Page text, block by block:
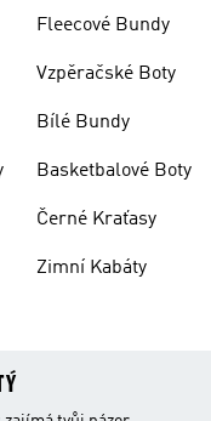
Fleecové Bundy
Vzpěračské Boty
Bílé Bundy
Basketbalové Boty
Černé Kraťasy
Zimní Kabáty